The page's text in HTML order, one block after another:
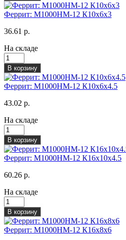
Феррит: М1000НМ-12 К10х6х3
36.61 р.
На складе
В корзину
Феррит: М1000НМ-12 К10х6х4.5
43.02 р.
На складе
В корзину
Феррит: М1000НМ-12 К16х10х4.5
60.26 р.
На складе
В корзину
Феррит: М1000НМ-12 К16х8х6